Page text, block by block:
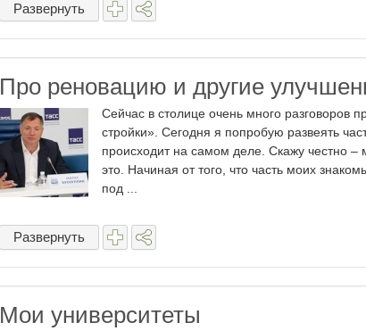
Развернуть
Про реновацию и другие
Сейчас в столице очень много разговоров
стройки». Сегодня я попробую развеять
происходит на самом деле. Скажу честно –
это. Начиная от того, что часть моих
под ...
Развернуть
Мои университеты